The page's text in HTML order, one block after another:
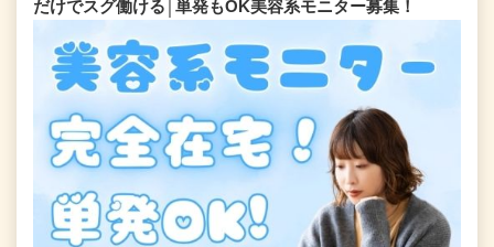
だけでスグ働ける│単発もOK美容系モニター募集！